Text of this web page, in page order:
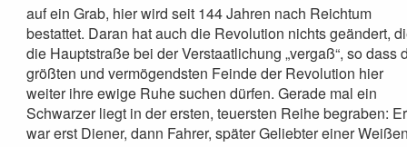
auf ein Grab, hier wird seit 144 Jahren nach Reichtum
bestattet. Daran hat auch die Revolution nichts geändert,
die Hauptstraße bei der Verstaatlichung „vergaß“, so dass
größten und vermögendsten Feinde der Revolution hier
weiter ihre ewige Ruhe suchen dürfen. Gerade mal ein
Schwarzer liegt in der ersten, teuersten Reihe begraben: Er
war erst Diener, dann Fahrer, später Geliebter einer